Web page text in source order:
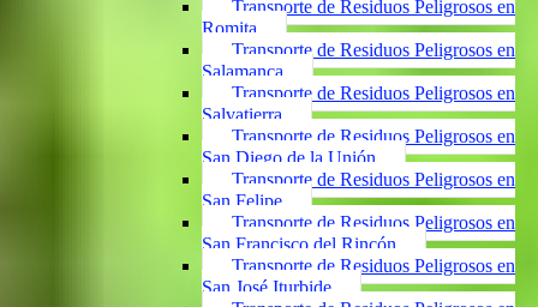
Transporte de Residuos Peligrosos en
Romita
Transporte de Residuos Peligrosos en
Salamanca
Transporte de Residuos Peligrosos en
Salvatierra
Transporte de Residuos Peligrosos en
San Diego de la Unión
Transporte de Residuos Peligrosos en
San Felipe
Transporte de Residuos Peligrosos en
San Francisco del Rincón
Transporte de Residuos Peligrosos en
San José Iturbide